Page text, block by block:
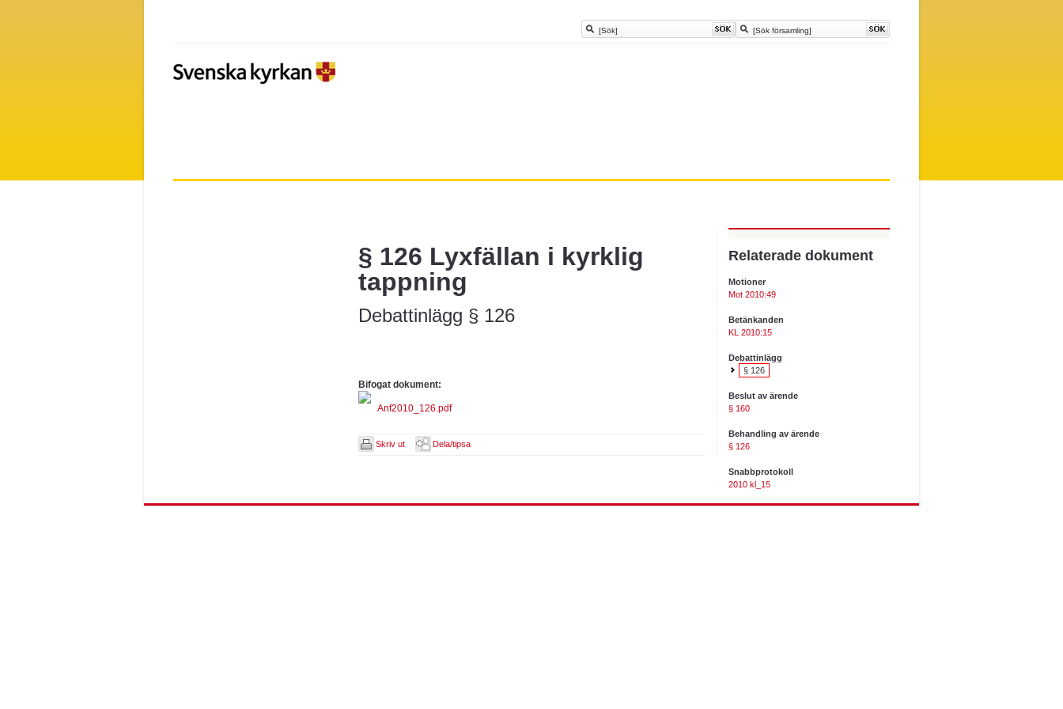
§ 126 Lyxfällan i kyrklig
tappning
Debattinlägg § 126
Bifogat dokument:
Anf2010_126.pdf
Skriv ut Dela/tipsa
Relaterade dokument
Motioner
Mot 2010:49
Betänkanden
KL 2010:15
Debattinlägg
§ 126
Beslut av ärende
§ 160
Behandling av ärende
§ 126
Snabbprotokoll
2010 kl_15